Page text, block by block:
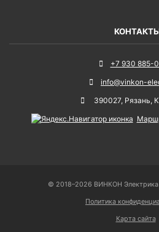
+7 930 885-
info@vinkon-
390027, Рязань,
© 2018–2026 ВИНКОН Электрика
Политика
Карта сайта